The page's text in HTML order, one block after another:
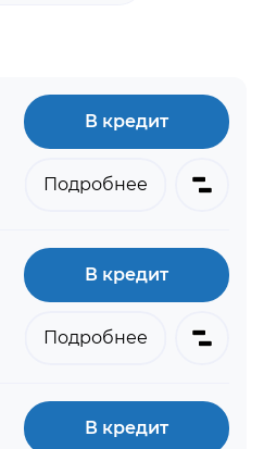
В кредит
Подробнее
В кредит
Подробнее
В кредит